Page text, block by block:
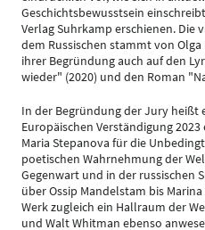
Geschichtsbewusstsein
Verlag Suhrkamp erschienen. Die
dem Russischen stammt von
ihrer Begründung auch auf den
wieder" (2020) und den Roman
In der Begründung der Jury heißt
Europäischen Verständigung
Maria Stepanova für die
poetischen Wahrnehmung der
Gegenwart und in der russischen
über Ossip Mandelstam bis
Werk zugleich ein Hallraum der
und Walt Whitman ebenso